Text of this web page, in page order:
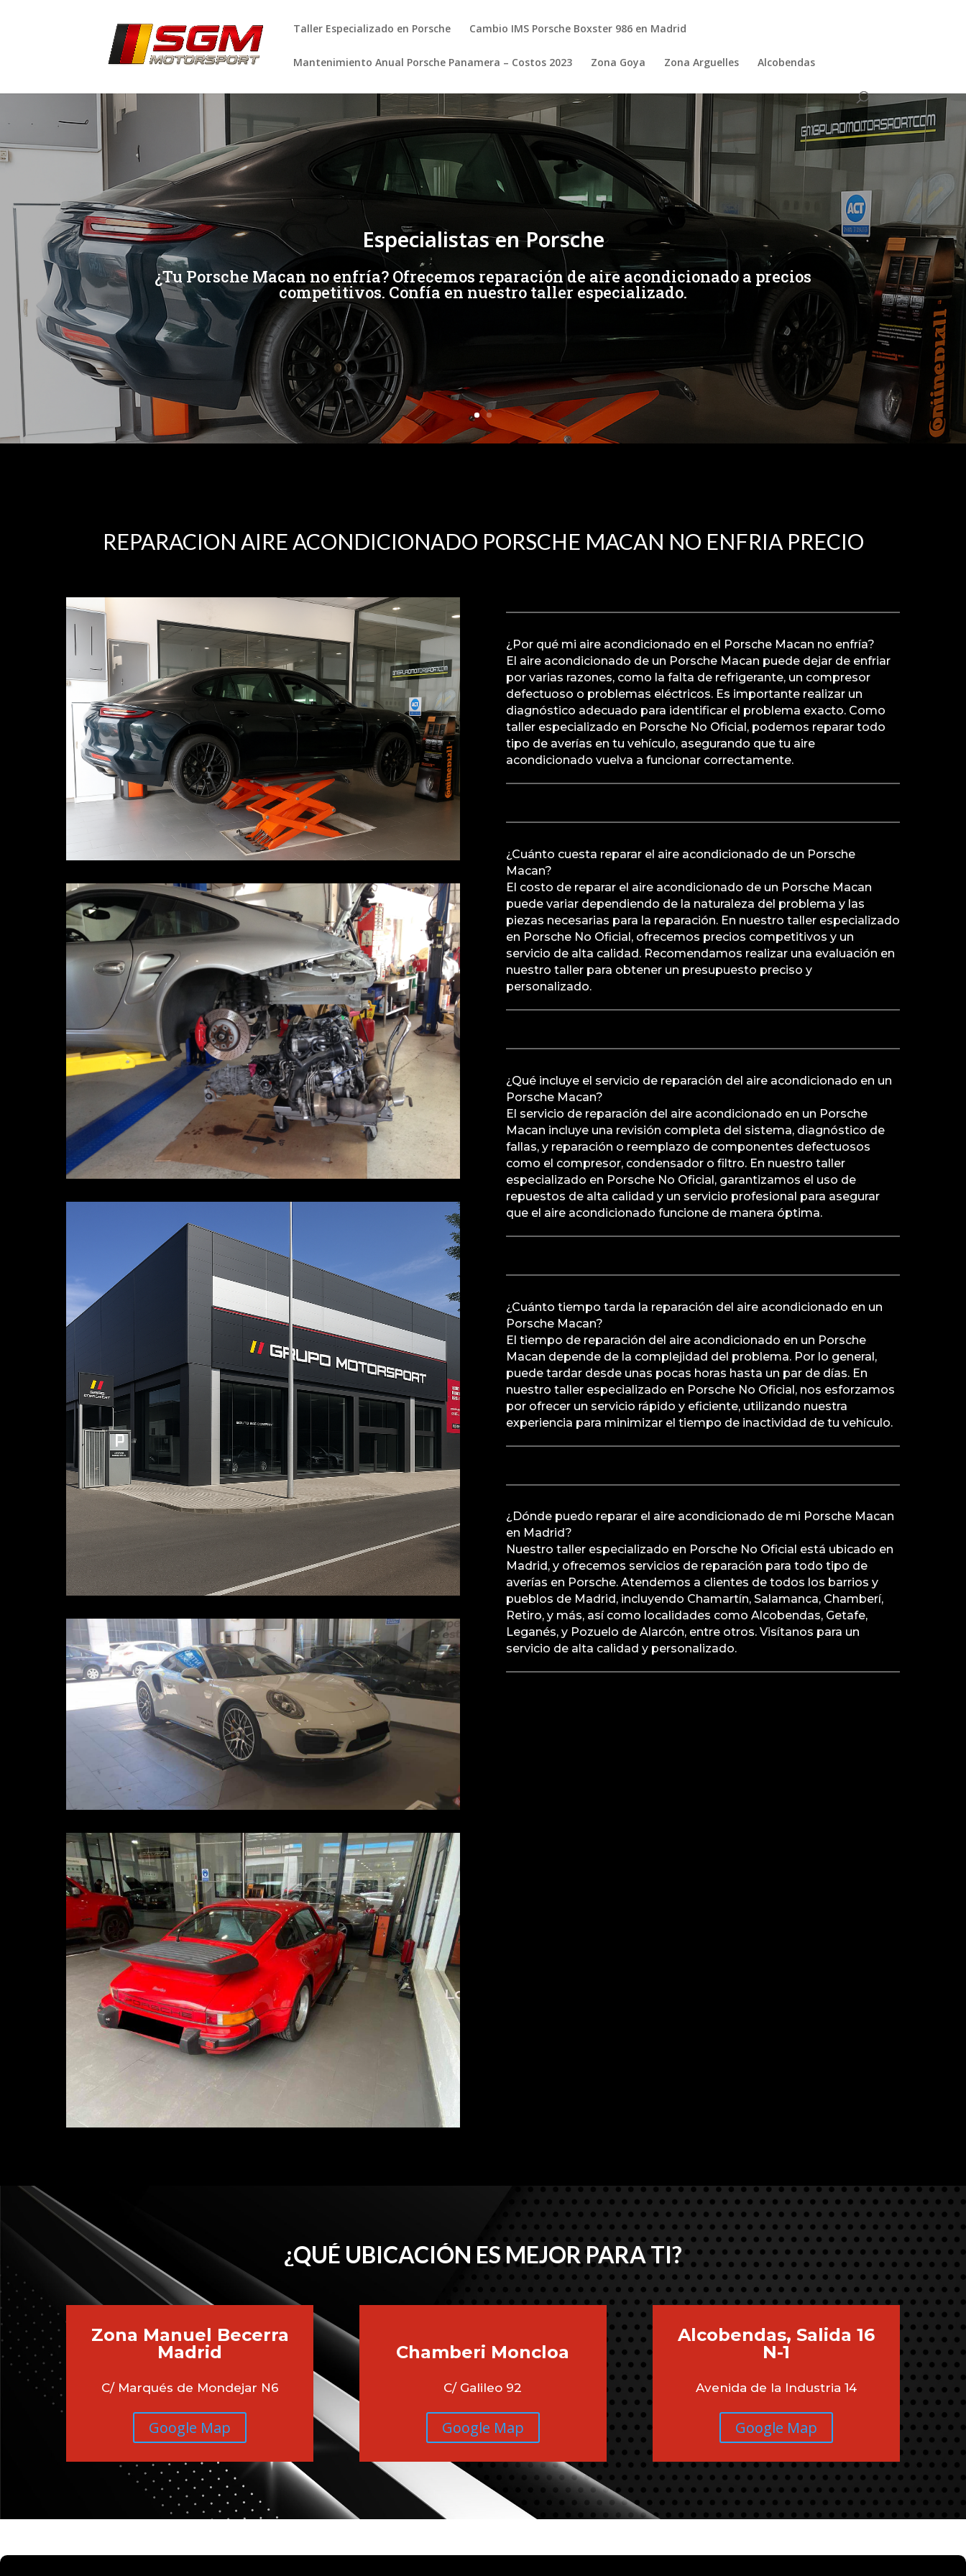
Taller Especializado en Porsche Cambio IMS Porsche Boxster 986 en Madrid
Mantenimiento Anual Porsche Panamera – Costos 2023 Zona Goya Zona Arguelles Alcobendas
Especialistas en Porsche
¿Tu Porsche Macan no enfría? Ofrecemos reparación de aire acondicionado a precios
competitivos. Confía en nuestro taller especializado.
[/et_pb_slide]
REPARACION AIRE ACONDICIONADO PORSCHE MACAN NO ENFRIA PRECIO
¿Por qué mi aire acondicionado en el Porsche Macan no enfría?
El aire acondicionado de un Porsche Macan puede dejar de enfriar
por varias razones, como la falta de refrigerante, un compresor
defectuoso o problemas eléctricos. Es importante realizar un
diagnóstico adecuado para identificar el problema exacto. Como
taller especializado en Porsche No Oficial, podemos reparar todo
tipo de averías en tu vehículo, asegurando que tu aire
acondicionado vuelva a funcionar correctamente.
¿Cuánto cuesta reparar el aire acondicionado de un Porsche
Macan?
El costo de reparar el aire acondicionado de un Porsche Macan
puede variar dependiendo de la naturaleza del problema y las
piezas necesarias para la reparación. En nuestro taller especializado
en Porsche No Oficial, ofrecemos precios competitivos y un
servicio de alta calidad. Recomendamos realizar una evaluación en
nuestro taller para obtener un presupuesto preciso y
personalizado.
¿Qué incluye el servicio de reparación del aire acondicionado en un
Porsche Macan?
El servicio de reparación del aire acondicionado en un Porsche
Macan incluye una revisión completa del sistema, diagnóstico de
fallas, y reparación o reemplazo de componentes defectuosos
como el compresor, condensador o filtro. En nuestro taller
especializado en Porsche No Oficial, garantizamos el uso de
repuestos de alta calidad y un servicio profesional para asegurar
que el aire acondicionado funcione de manera óptima.
¿Cuánto tiempo tarda la reparación del aire acondicionado en un
Porsche Macan?
El tiempo de reparación del aire acondicionado en un Porsche
Macan depende de la complejidad del problema. Por lo general,
puede tardar desde unas pocas horas hasta un par de días. En
nuestro taller especializado en Porsche No Oficial, nos esforzamos
por ofrecer un servicio rápido y eficiente, utilizando nuestra
experiencia para minimizar el tiempo de inactividad de tu vehículo.
¿Dónde puedo reparar el aire acondicionado de mi Porsche Macan
en Madrid?
Nuestro taller especializado en Porsche No Oficial está ubicado en
Madrid, y ofrecemos servicios de reparación para todo tipo de
averías en Porsche. Atendemos a clientes de todos los barrios y
pueblos de Madrid, incluyendo Chamartín, Salamanca, Chamberí,
Retiro, y más, así como localidades como Alcobendas, Getafe,
Leganés, y Pozuelo de Alarcón, entre otros. Visítanos para un
servicio de alta calidad y personalizado.
¿QUÉ UBICACIÓN ES MEJOR PARA TI?
Zona Manuel Becerra
Madrid
C/ Marqués de Mondejar N6
Google Map
Chamberi Moncloa
C/ Galileo 92
Google Map
Alcobendas, Salida 16
N-1
Avenida de la Industria 14
Google Map